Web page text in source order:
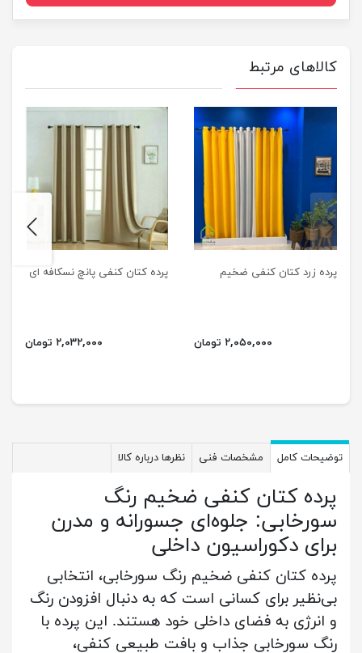
کالاهای مرتبط
پرده زرد کتان کنفی ضخیم
۲,۰۵۰,۰۰۰ تومان
پرده کتان کنفی پانچ نسکافه ای
۲,۰۳۲,۰۰۰ تومان
previus
توضیحات کامل مشخصات فنی نظرها درباره کالا
پرده کتان کنفی ضخیم رنگ
سورخابی: جلوه‌ای جسورانه و مدرن
برای دکوراسیون داخلی
پرده کتان کنفی ضخیم رنگ سورخابی، انتخابی
بی‌نظیر برای کسانی است که به دنبال افزودن رنگ
و انرژی به فضای داخلی خود هستند. این پرده با
رنگ سورخابی جذاب و بافت طبیعی کنفی،